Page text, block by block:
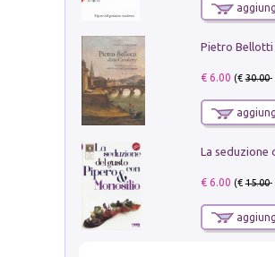
€ 6.00 (€30.00-
€ 6.00 (€15.00-